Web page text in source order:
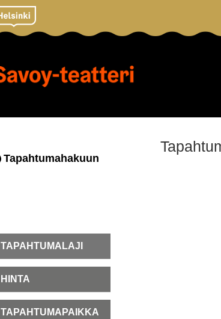
Tapahtumahakuun
TAPAHTUMALAJI
HINTA
TAPAHTUMAPAIKKA